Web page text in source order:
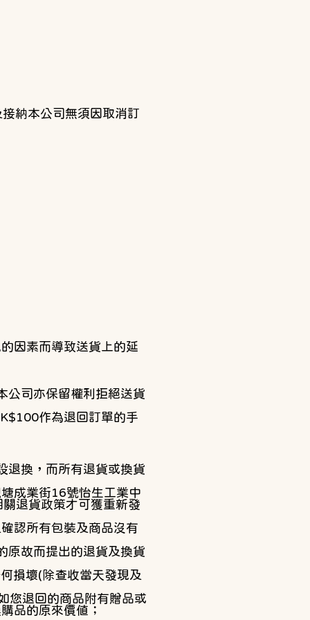
納本公司無須因取消訂
因素而導致送貨上的延
公司亦保留權利拒絕送貨
作為退回訂單的手
退換，而所有退貨或換貨
成業街16號怡生工業中
退貨政策才可獲重新發
認所有包裝及商品沒有
原故而提出的退貨及換貨
損壞(除查收當天發現及
您退回的商品附有贈品或
品的原來價值​；